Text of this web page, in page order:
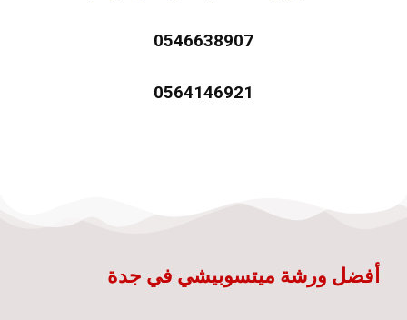
0546638907
0564146921
أفضل ورشة ميتسوبيشي في جدة